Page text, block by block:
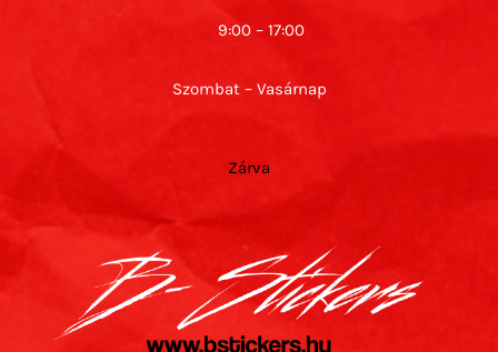
9:00 – 17:00
Szombat – Vasárnap
Zárva